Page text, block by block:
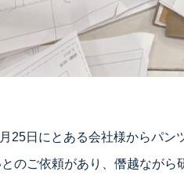
25日にとある会社様からパン
のご依頼があり、僭越ながら